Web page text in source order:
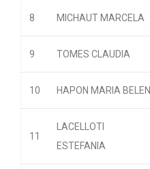
8 MICHAUT MARCELA
9 TOMES CLAUDIA
10 HAPON MARIA BELEN
11
LACELLOTI
ESTEFANIA